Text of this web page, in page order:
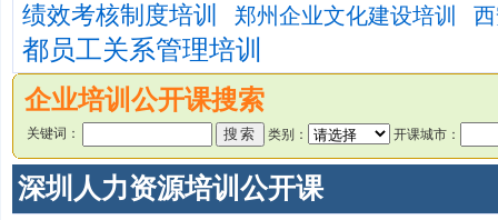
绩效考核制度培训 郑州企业文化建设培训
都员工关系管理培训
企业培训公开课搜索
关键词： 类别： 开课城市：
深圳人力资源培训公开课